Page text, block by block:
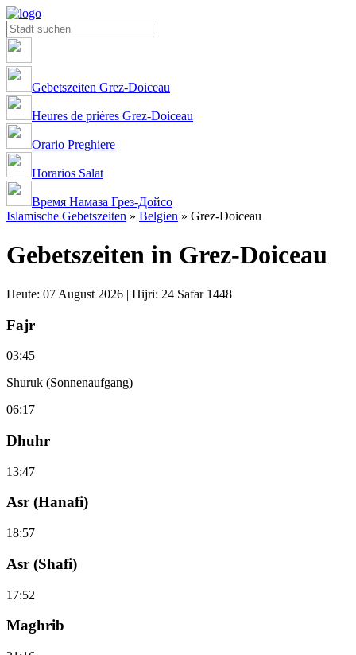
Gebetszeiten Grez-Doiceau
Heures de prières Grez-Doiceau
Orario Preghiere
Horarios Salat
Время Намаза Грез-Дойсо
Islamische Gebetszeiten » Belgien » Grez-Doiceau
Gebetszeiten in Grez-Doiceau
Heute: 07 August 2026 | Hijri: 24 Safar 1448
Fajr
03:45
Shuruk (Sonnenaufgang)
06:17
Dhuhr
13:47
Asr (Hanafi)
18:57
Asr (Shafi)
17:52
Maghrib